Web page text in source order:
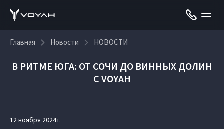
Главная Новости НОВОСТИ
В РИТМЕ ЮГА: ОТ СОЧИ ДО ВИННЫХ ДОЛИН
С VOYAH
12 ноября 2024 г.